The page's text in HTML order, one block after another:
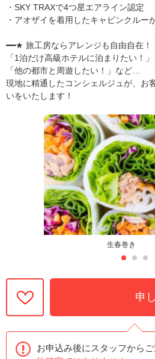
・SKY TRAXで4つ星エアライン認定
・アオザイを着用したキャビンクルー
━━★ 旅工房ならアレンジも自由自在
「1泊だけ高級ホテルに泊まりたい！」
「他の都市と周遊したい！」など…
現地に精通したコンシェルジュが、お
いをいたします！
生春巻き
申
お申込み後にスタッフからご